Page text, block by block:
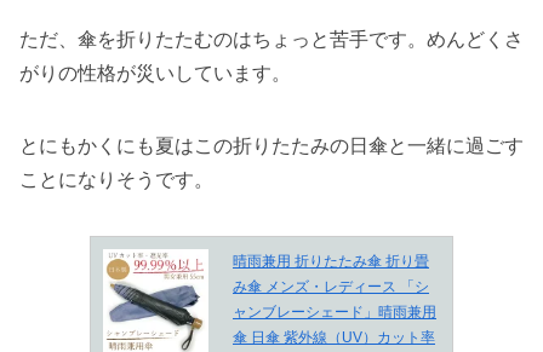
ただ、傘を折りたたむのはちょっと苦手です。めんどくさ
がりの性格が災いしています。
とにもかくにも夏はこの折りたたみの日傘と一緒に過ごす
ことになりそうです。
晴雨兼用 折りたたみ傘 折り畳
み傘 メンズ・レディース 「シ
ャンブレーシェード」晴雨兼用
傘 日傘 紫外線（UV）カット率